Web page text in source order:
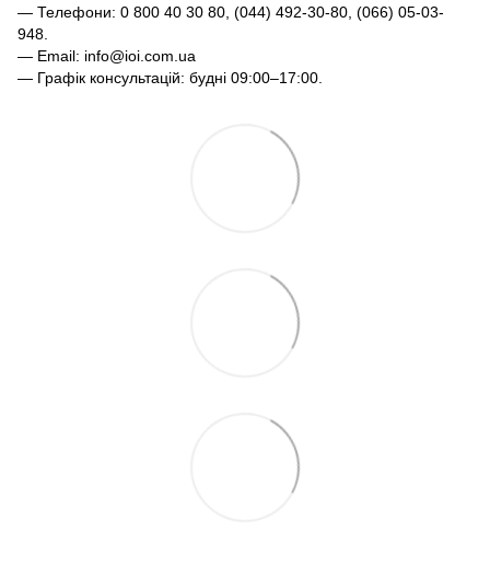
— Телефони: 0 800 40 30 80, (044) 492-30-80, (066) 05-03-
948.
— Email: info@ioi.com.ua
— Графік консультацій: будні 09:00–17:00.